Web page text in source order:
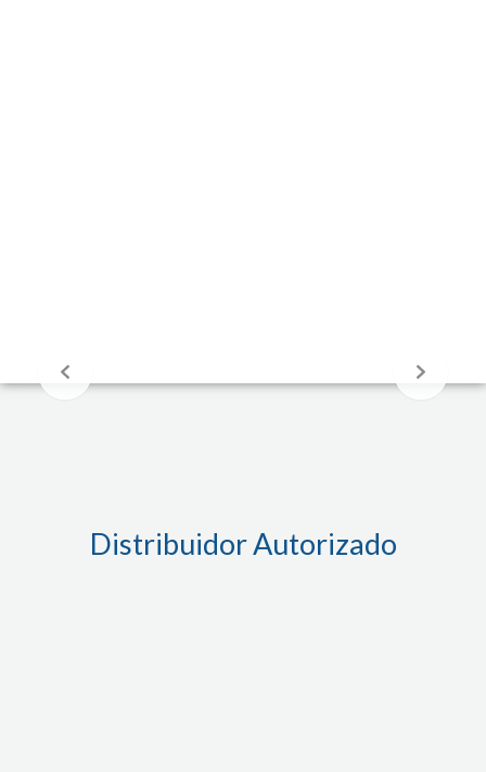
Distribuidor Autorizado